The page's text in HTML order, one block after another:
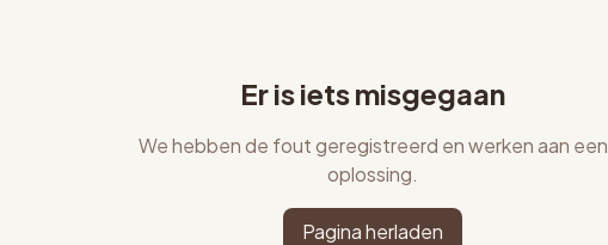
Er is iets misgegaan
We hebben de fout geregistreerd en werken aan een
oplossing.
Pagina herladen